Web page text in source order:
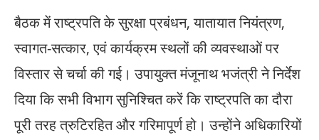
बैठक में राष्ट्रपति के सुरक्षा प्रबंधन, यातायात नियंत्रण,
स्वागत-सत्कार, एवं कार्यक्रम स्थलों की व्यवस्थाओं पर
विस्तार से चर्चा की गई। उपायुक्त मंजूनाथ भजंत्री ने निर्देश
दिया कि सभी विभाग सुनिश्चित करें कि राष्ट्रपति का दौरा
पूरी तरह त्रुटिरहित और गरिमापूर्ण हो। उन्होंने अधिकारियों